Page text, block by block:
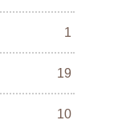
1
19
10